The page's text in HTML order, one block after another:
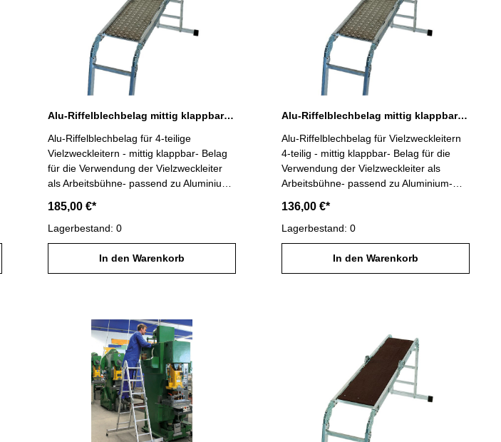
Alu-Riffelblechbelag mittig klappbar für 4-teilige Vielzweckleitern
Alu-Riffelblechbelag für 4-teilige
Vielzweckleitern - mittig klappbar- Belag
für die Verwendung der Vielzweckleiter
als Arbeitsbühne- passend zu Aluminium-
185,00 €*
Lagerbestand: 0
In den Warenkorb
Alu-Riffelblechbelag mittig klappbar für Vielzweckleitern 4-teilig
Alu-Riffelblechbelag für Vielzweckleitern
4-teilig - mittig klappbar- Belag für die
Verwendung der Vielzweckleiter als
Arbeitsbühne- passend zu Aluminium-
31312
136,00 €*
Lagerbestand: 0
In den Warenkorb